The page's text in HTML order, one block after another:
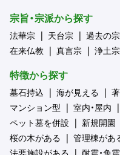
宗旨・宗派から探す
法華宗 天台宗 過去の
在来仏教
真言宗 浄土宗
特徴から探す
墓石持込 海が見える
マンション型
室内・屋内
ペット墓を併設
新規開園
桜の木がある
管理棟があ
法要施設がある
耐震・免震